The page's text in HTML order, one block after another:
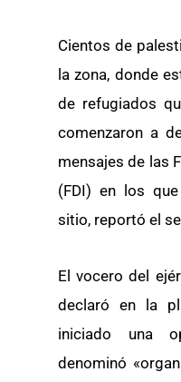
Cientos de
la zona, donde
de refugiados
comenzaron a
mensajes de las
(FDI) en los
sitio, reportó el
El vocero del
declaró en la
iniciado una
denominó